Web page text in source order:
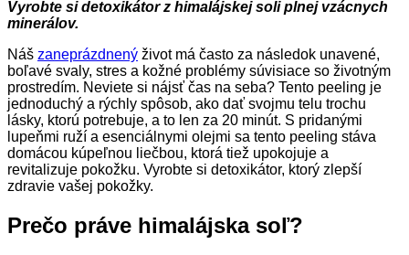
Vyrobte si detoxikátor z himalájskej soli plnej vzácnych
minerálov.
Náš zaneprázdnený život má často za následok unavené,
boľavé svaly, stres a kožné problémy súvisiace so životným
prostredím. Neviete si nájsť čas na seba? Tento peeling je
jednoduchý a rýchly spôsob, ako dať svojmu telu trochu
lásky, ktorú potrebuje, a to len za 20 minút. S pridanými
lupeňmi ruží a esenciálnymi olejmi sa tento peeling stáva
domácou kúpeľnou liečbou, ktorá tiež upokojuje a
revitalizuje pokožku. Vyrobte si detoxikátor, ktorý zlepší
zdravie vašej pokožky.
Prečo práve himalájska soľ?